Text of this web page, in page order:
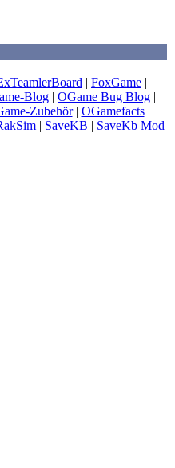
| FoxGame |
Blog | OGame Bug Blog |
Zubehör| OGamefacts|
| SaveKB | SaveKb Mod